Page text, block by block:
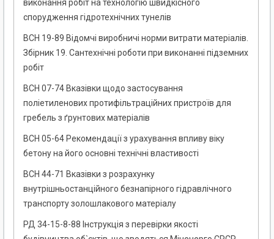
виконання робіт на технологію швидкісного
спорудження гідротехнічних тунелів
ВСН 19-89 Відомчі виробничі норми витрати матеріалів.
Збірник 19. Сантехнічні роботи при виконанні підземних
робіт
ВСН 07-74 Вказівки щодо застосування
поліетиленових протифільтраційних пристроїв для
гребель з ґрунтових матеріалів
ВСН 05-64 Рекомендації з урахування впливу віку
бетону на його основні технічні властивості
ВСН 44-71 Вказівки з розрахунку
внутрішньостанційного безнапірного гідравлічного
транспорту золошлакового матеріалу
РД 34-15-8-88 Інструкція з перевірки якості